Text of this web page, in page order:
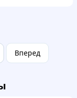
Вперед